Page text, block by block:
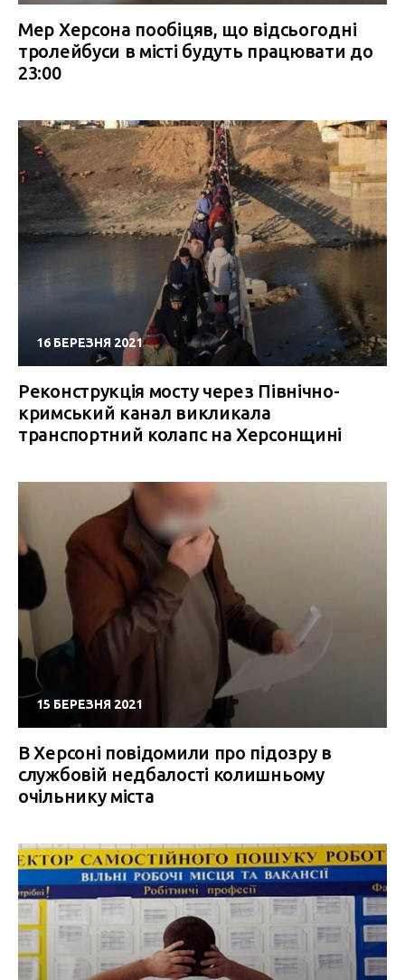
Мер Херсона пообіцяв, що відсьогодні
тролейбуси в місті будуть працювати до
23:00
16 БЕРЕЗНЯ 2021
Реконструкція мосту через Північно-
кримський канал викликала
транспортний колапс на Херсонщині
15 БЕРЕЗНЯ 2021
В Херсоні повідомили про підозру в
службовій недбалості колишньому
очільнику міста